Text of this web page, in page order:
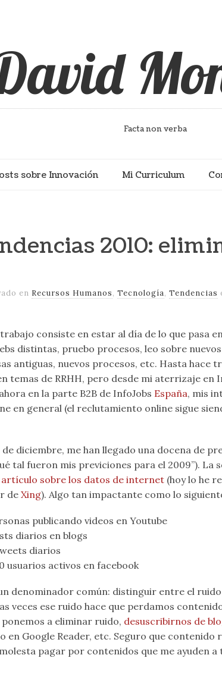
Facta non verba
sobre Innovación Mi Curriculum
2010:
en Recursos Humanos,Tecnología,Tendencias
consiste en estar al día de lo que pasa
distintas, pruebo procesos, leo sobre
antiguas, nuevos procesos, etc. Hasta hace
temas de RRHH, pero desde mi aterrizaje
en la parte B2B de InfoJobs España, mis
en general (el reclutamiento online sigue
diciembre, me han llegado una docena de
tal fueron mis previciones para el 2009”). La
artículo sobre los datos de internet (hoy lo he
deXing). Algo tan impactante como lo
publicando videos en Youtube
diarios en blogs
diarios
usuarios activos en facebook
denominador común: distinguir entre el ruido
veces ese ruido hace que perdamos
a eliminar ruido, desuscribirnos de
en Google Reader, etc. Seguro que contenido
pagar por contenidos que me ayuden